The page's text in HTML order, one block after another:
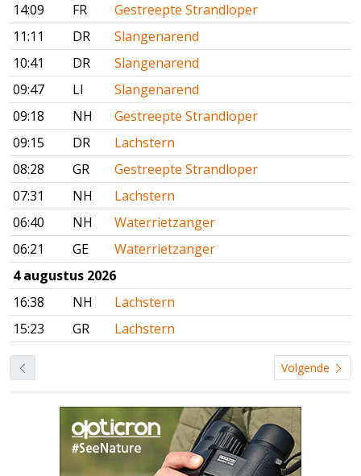
14:09
FR
Gestreepte Strandloper
11:11
DR
Slangenarend
10:41
DR
Slangenarend
09:47
LI
Slangenarend
09:18
NH
Gestreepte Strandloper
09:15
DR
Lachstern
08:28
GR
Gestreepte Strandloper
07:31
NH
Lachstern
06:40
NH
Waterrietzanger
06:21
GE
Waterrietzanger
4 augustus 2026
16:38
NH
Lachstern
15:23
GR Lachstern
Volgende